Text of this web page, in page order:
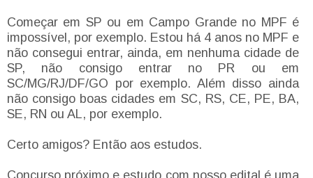
Começar em SP ou em Campo Grande no MPF é
impossível, por exemplo. Estou há 4 anos no MPF e
não consegui entrar, ainda, em nenhuma cidade de
SP, não consigo entrar no PR ou em
SC/MG/RJ/DF/GO por exemplo. Além disso ainda
não consigo boas cidades em SC, RS, CE, PE, BA,
SE, RN ou AL, por exemplo.
Certo amigos? Então aos estudos.